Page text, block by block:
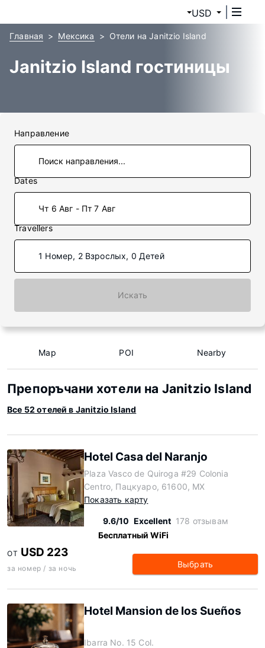
USD
Главная Мексика Отели на Janitzio Island
Janitzio Island гостиницы
Направление
Dates
Чт 6 Авг - Пт 7 Авг
Travellers
1 Номер, 2 Взрослых, 0 Детей
Искать
Map POI Nearby
Препоръчани хотели на Janitzio Island
Все 52 отелей в Janitzio Island
Hotel Casa del Naranjo
Plaza Vasco de Quiroga #29 Colonia
Centro, Пацкуаро, 61600, MX
Показать карту
9.6/10 Excellent 178 отзывам
Бесплатный WiFi
ОТ USD 223
за номер / за ночь Выбрать
Hotel Mansion de los Sueños
Ibarra No. 15 Col.